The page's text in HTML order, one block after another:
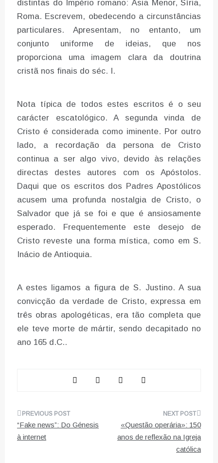
distintas do Império romano: Ásia Menor, Síria,
Roma. Escrevem, obedecendo a circunstâncias
particulares. Apresentam, no entanto, um
conjunto uniforme de ideias, que nos
proporciona uma imagem clara da doutrina
cristã nos finais do séc. I.
Nota típica de todos estes escritos é o seu
carácter escatológico. A segunda vinda de
Cristo é considerada como iminente. Por outro
lado, a recordação da persona de Cristo
continua a ser algo vivo, devido às relações
directas destes autores com os Apóstolos.
Daqui que os escritos dos Padres Apostólicos
acusem uma profunda nostalgia de Cristo, o
Salvador que já se foi e que é ansiosamente
esperado. Frequentemente este desejo de
Cristo reveste una forma mística, como em S.
Inácio de Antioquia.
A estes ligamos a figura de S. Justino. A sua
convicção da verdade de Cristo, expressa em
três obras apologéticas, era tão completa que
ele teve morte de mártir, sendo decapitado no
ano 165 d.C..
Navegação
de
“Fake news”: Do Génesis
à internet
«Questão operária»: 150
anos de reflexão na Igreja
católica